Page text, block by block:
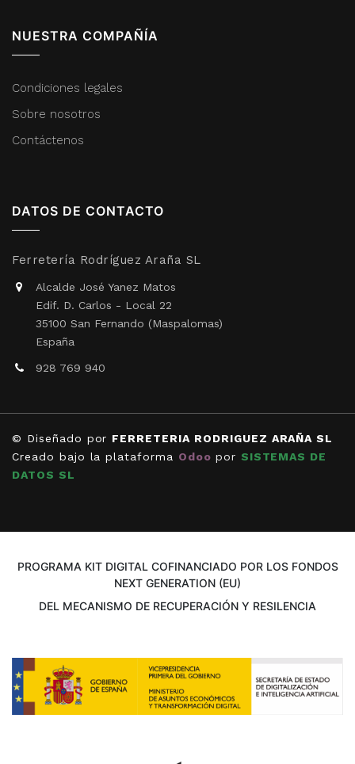
NUESTRA COMPAÑÍA
Condiciones legales
Sobre nosotros
Contáctenos
DATOS DE CONTACTO
Ferretería Rodríguez Araña SL
Alcalde José Yanez Matos
Edif. D. Carlos - Local 22
35100 San Fernando (Maspalomas)
España
928 769 940
© Diseñado por FERRETERIA RODRIGUEZ ARAÑA SL
Creado bajo la plataforma Odoo por SISTEMAS DE
DATOS SL
PROGRAMA KIT DIGITAL COFINANCIADO POR LOS FONDOS
NEXT GENERATION (EU)
DEL MECANISMO DE RECUPERACIÓN Y RESILENCIA